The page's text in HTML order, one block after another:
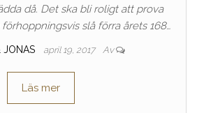
då. Det ska bli roligt att prova
slå förra årets 168…
JONAS april 19, 2017 Av
Läs mer